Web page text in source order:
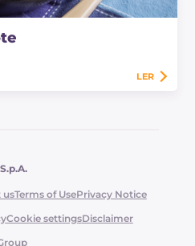
LER
usTerms of UsePrivacy Notice
Cookie settingsDisclaimer